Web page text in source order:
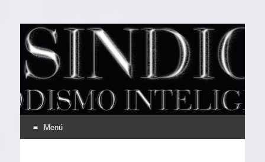
EL SINDICAL
Periodismo Inteligente
Menú